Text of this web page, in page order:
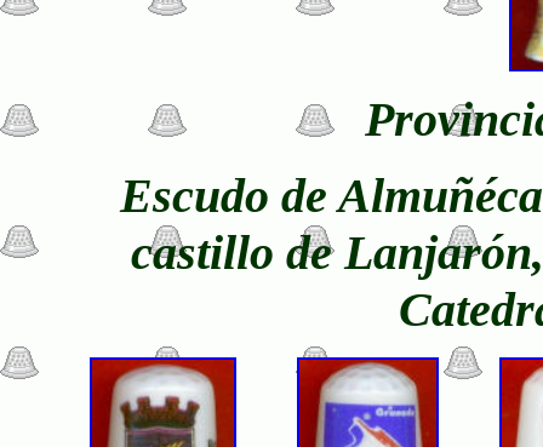
Escudo de
castillo de